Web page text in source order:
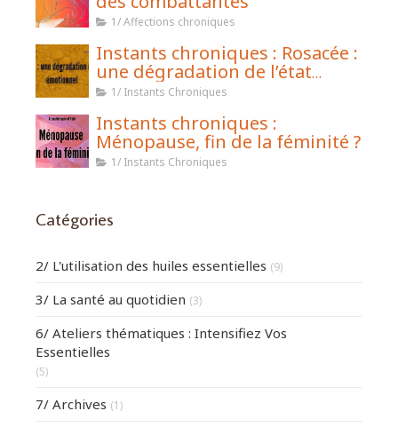
1/ Affections chroniques
Instants chroniques : Rosacée :
une dégradation de l’état
émotionnel
1/ Instants Chroniques
Instants chroniques :
Ménopause, fin de la féminité ?
1/ Instants Chroniques
Catégories
2/ L'utilisation des huiles essentielles (9)
3/ La santé au quotidien (3)
6/ Ateliers thématiques : Intensifiez Vos
Essentielles
(5)
7/ Archives (1)